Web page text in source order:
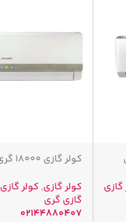
گازی
کولر گازی, کولر گازی ۱۸۰۰۰
گازی گری
02144880407